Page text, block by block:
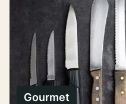
Gourmet